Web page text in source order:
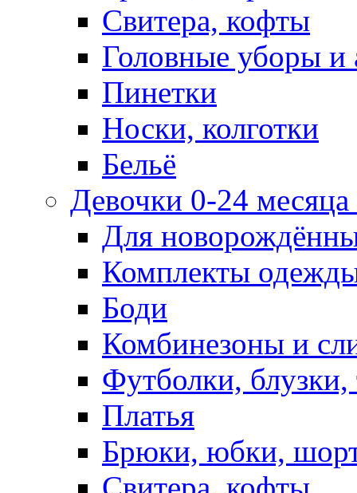
Свитера, кофты
Головные уборы и
Пинетки
Носки, колготки
Бельё
Девочки 0-24
Для
Комплекты
Боди
Комбинезоны и
Футболки,
Платья
Брюки, юбки,